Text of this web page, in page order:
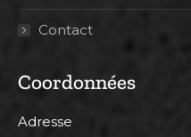
Contact
Coordonnées
Adresse